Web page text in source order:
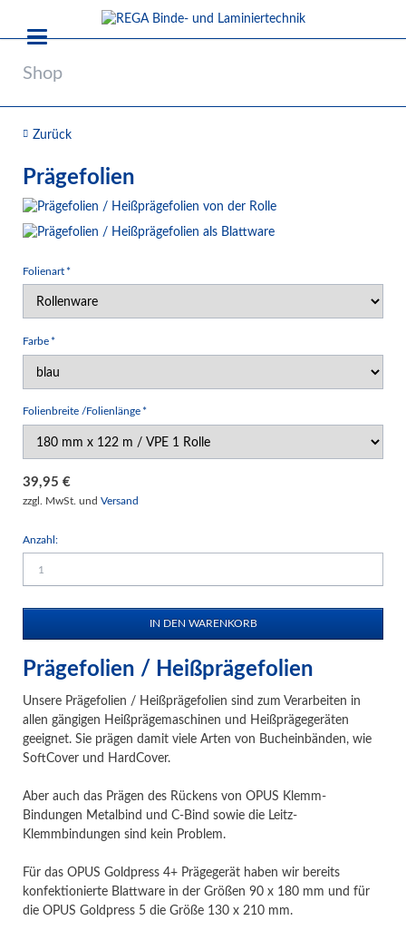
Shop
Zurück
Prägefolien
Pflichtfeld
Folienart *
Pflichtfeld
Farbe *
Pflichtfeld
Folienbreite /Folienlänge *
39,95 €
zzgl. MwSt. und Versand
Anzahl:
Prägefolien / Heißprägefolien
Unsere Prägefolien / Heißprägefolien sind zum Verarbeiten in
allen gängigen Heißprägemaschinen und Heißprägegeräten
geeignet. Sie prägen damit viele Arten von Bucheinbänden, wie
SoftCover und HardCover.
Aber auch das Prägen des Rückens von OPUS Klemm-
Bindungen Metalbind und C-Bind sowie die Leitz-
Klemmbindungen sind kein Problem.
Für das OPUS Goldpress 4+ Prägegerät haben wir bereits
konfektionierte Blattware in der Größen 90 x 180 mm und für
die OPUS Goldpress 5 die Größe 130 x 210 mm.